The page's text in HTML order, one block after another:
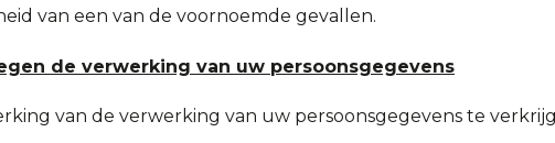
van een van de voornoemde gevallen.
de verwerking van uw persoonsgegevens
van de verwerking van uw persoonsgegevens te